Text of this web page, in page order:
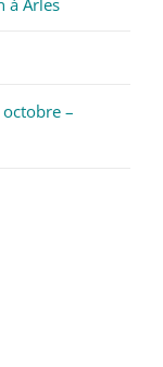
à Arles
–